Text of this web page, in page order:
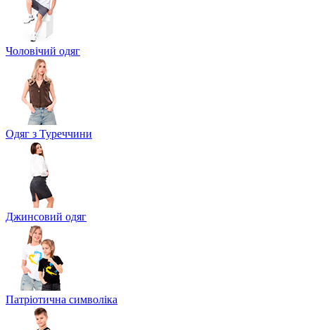
Чоловічий одяг
Одяг з Туреччини
Джинсовий одяг
Патріотична символіка